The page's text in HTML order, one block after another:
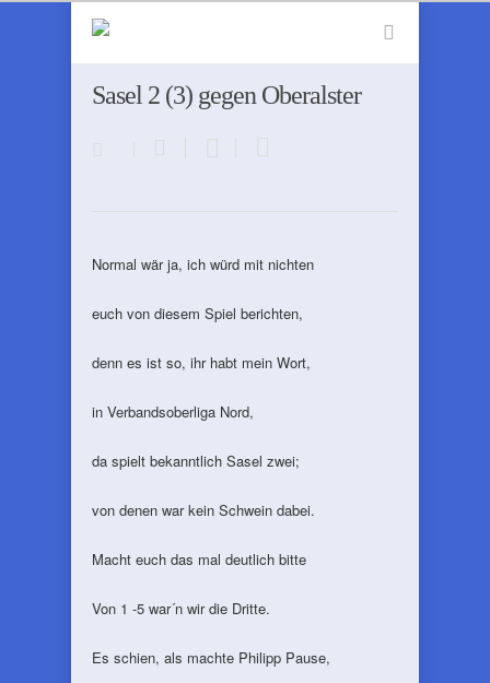
Sasel 2 (3) gegen Oberalster
Normal wär ja, ich würd mit nichten
euch von diesem Spiel berichten,
denn es ist so, ihr habt mein Wort,
in Verbandsoberliga Nord,
da spielt bekanntlich Sasel zwei;
von denen war kein Schwein dabei.
Macht euch das mal deutlich bitte
Von 1 -5 war´n wir die Dritte.
Es schien, als machte Philipp Pause,